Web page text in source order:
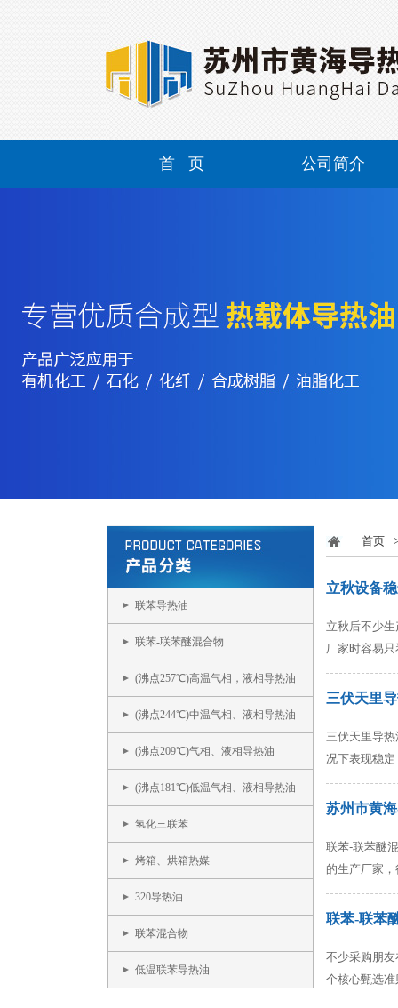
首 页 公司简介
联苯导热油
联苯-联苯醚混合物
(沸点257℃)高温气相，液相导热油
(沸点244℃)中温气相、液相导热油
(沸点209℃)气相、液相导热油
(沸点181℃)低温气相、液相导热油
氢化三联苯
烤箱、烘箱热媒
320导热油
联苯混合物
低温联苯导热油
首页
立秋设备
立秋后不少
厂家时容易
三伏天里
三伏天里导
况下表现稳
苏州市黄
联苯-联苯醚
的生产厂家
联苯-联苯
不少采购朋
个核心甄选